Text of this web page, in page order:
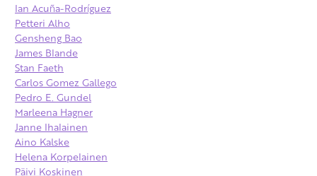
Ian Acuña-Rodríguez
Petteri Alho
Gensheng Bao
James Blande
Stan Faeth
Carlos Gomez Gallego
Pedro E. Gundel
Marleena Hagner
Janne Ihalainen
Aino Kalske
Helena Korpelainen
Päivi Koskinen